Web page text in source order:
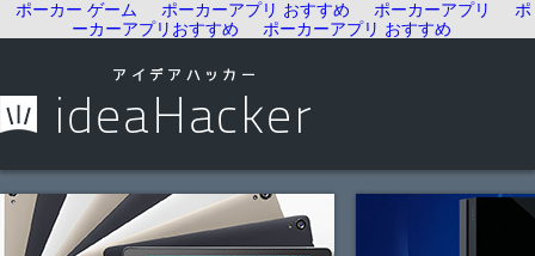
ポーカー ゲーム ポーカーアプリ おすすめ ポーカーアプリ
ポ
ーカーアプリおすすめ
ポーカーアプリ おすすめ